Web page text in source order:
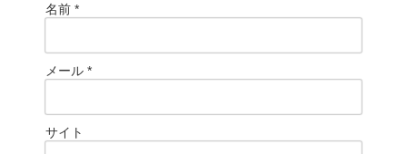
名前 *
メール *
サイト